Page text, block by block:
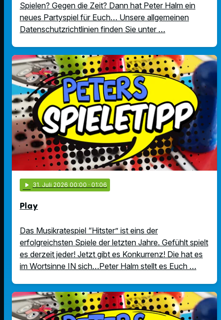
Spielen? Gegen die Zeit? Dann hat Peter Halm ein
neues Partyspiel für Euch… Unsere allgemeinen
Datenschutzrichtlinien finden Sie unter …
play_arrow 31. Juli 2026 00:00 · 01:06
Play
Das Musikratespiel “Hitster” ist eins der
erfolgreichsten Spiele der letzten Jahre. Gefühlt spielt
es derzeit jeder! Jetzt gibt es Konkurrenz! Die hat es
im Wortsinne IN sich…Peter Halm stellt es Euch …